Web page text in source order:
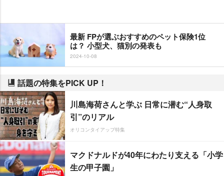
最新 FPが選ぶおすすめのペット保険1位
は？ 小型犬、猫別の発表も
2024-10-08
話題の特集をPICK UP！
川島海荷さんと学ぶ 日常に潜む“人身取
引”のリアル
オリコンタイアップ特集
マクドナルドが40年にわたり支える「小学
生の甲子園」